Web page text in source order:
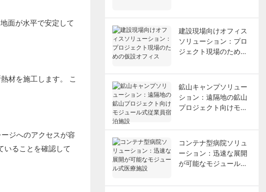
面が水平で安定して
材を施工します。 こ
ジへのアクセスが容
いることを確認して
建設現場向けオフィス
ソリューション：プロ
ジェクト現場のための
鉱山キャンプソリュー
ション：遠隔地の鉱山
プロジェクト向けモジ
設
コンテナ型病院ソリュ
ーション：迅速な展開
が可能なモジュール式